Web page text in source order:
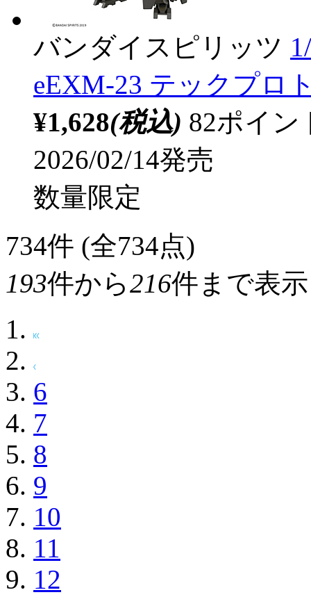
バンダイスピリッツ
eEXM-23 テックプロ
¥1,628(税込) 82ポイ
2026/02/14発売
数量限定
734件 (全734点)
193件から216件まで表示
6
7
8
9
10
11
12